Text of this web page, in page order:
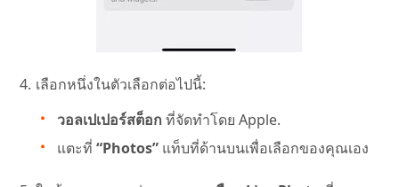
เลือกหนึ่งในตัวเลือกต่อไปนี้:
วอลเปเปอร์สต็อก ที่จัดทำโดย Apple.
แตะที่ “Photos” แท็บที่ด้านบนเพื่อเลือกของคุณเอง